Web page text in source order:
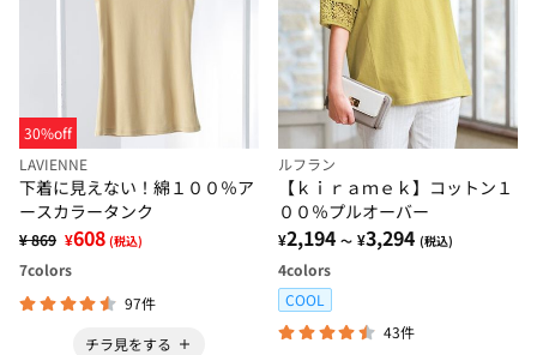
30%off
LAVIENNE
下着に見えない！綿１００％ア
ースカラータンク
¥ 869 ¥608 (税込)
7colors
97件
チラ見をする
ルフラン
【ｋｉｒａｍｅｋ】コットン１
００％プルオーバー
¥2,194 ～ ¥3,294 (税込)
4colors
COOL
43件